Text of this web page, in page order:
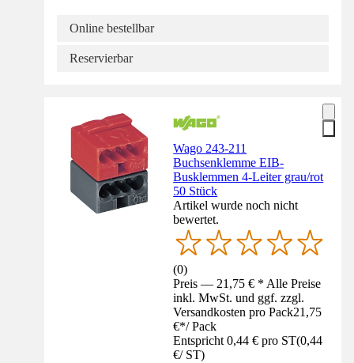
Online bestellbar
Reservierbar
Wago 243-211
Buchsenklemme EIB-
Busklemmen 4-Leiter grau/rot
50 Stück
Artikel wurde noch nicht
bewertet.
(0)
Preis — 21,75 € * Alle Preise
inkl. MwSt. und ggf. zzgl.
Versandkosten pro Pack21,75
€*/ Pack
Entspricht 0,44 € pro ST(0,44
€/ ST)